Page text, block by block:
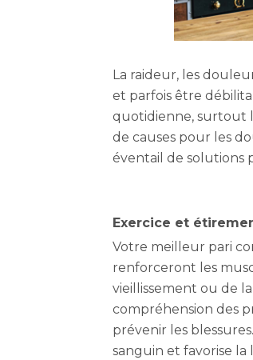
La raideur, les
et parfois être
quotidienne, surtout
de causes pour les
éventail de solutions
Exercice et
Votre meilleur pari
renforceront les
vieillissement ou de
compréhension des
prévenir les
sanguin et favorise